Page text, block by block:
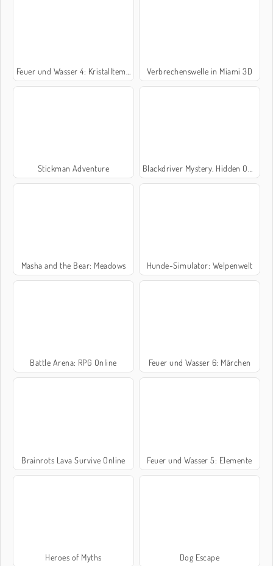
Feuer und Wasser 4: Kristalltempel Verbrechenswelle in Miami 3D
Stickman Adventure Blackdriver Mystery. Hidden Objects
Masha and the Bear: Meadows Hunde-Simulator: Welpenwelt
Battle Arena: RPG Online Feuer und Wasser 6: Märchen
Brainrots Lava Survive Online Feuer und Wasser 5: Elemente
Heroes of Myths Dog Escape